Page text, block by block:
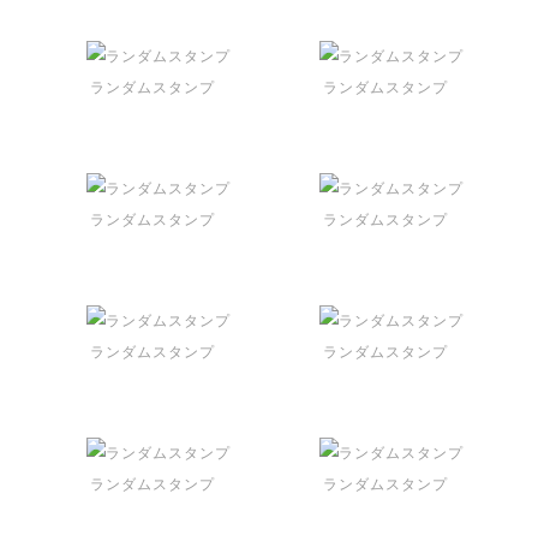
ランダムスタンプ ランダムスタンプ
ランダムスタンプ ランダムスタンプ
ランダムスタンプ ランダムスタンプ
ランダムスタンプ ランダムスタンプ